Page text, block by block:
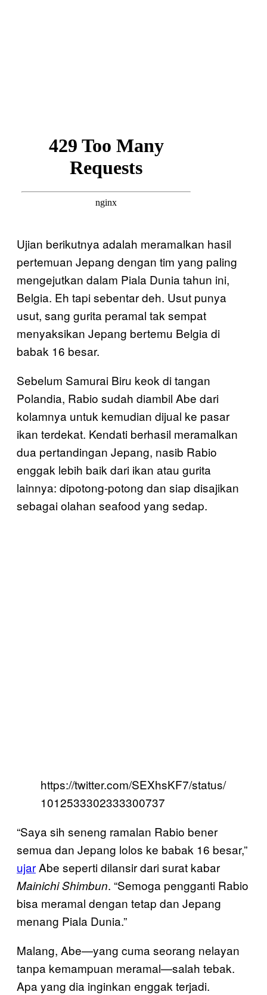
Ujian berikutnya adalah meramalkan hasil
pertemuan Jepang dengan tim yang paling
mengejutkan dalam Piala Dunia tahun ini,
Belgia. Eh tapi sebentar deh. Usut punya
usut, sang gurita peramal tak sempat
menyaksikan Jepang bertemu Belgia di
babak 16 besar.
Sebelum Samurai Biru keok di tangan
Polandia, Rabio sudah diambil Abe dari
kolamnya untuk kemudian dijual ke pasar
ikan terdekat. Kendati berhasil meramalkan
dua pertandingan Jepang, nasib Rabio
enggak lebih baik dari ikan atau gurita
lainnya: dipotong-potong dan siap disajikan
sebagai olahan seafood yang sedap.
https://twitter.com/SEXhsKF7/status/
1012533302333300737
“Saya sih seneng ramalan Rabio bener
semua dan Jepang lolos ke babak 16 besar,”
ujarAbe seperti dilansir dari surat kabar
Mainichi Shimbun. “Semoga pengganti Rabio
bisa meramal dengan tetap dan Jepang
menang Piala Dunia.”
Malang, Abe—yang cuma seorang nelayan
tanpa kemampuan meramal—salah tebak.
Apa yang dia inginkan enggak terjadi.